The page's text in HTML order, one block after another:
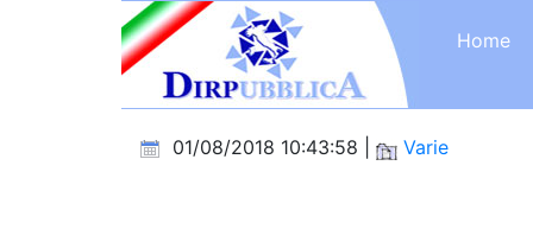
Home
01/08/2018 10:43:58 | Varie